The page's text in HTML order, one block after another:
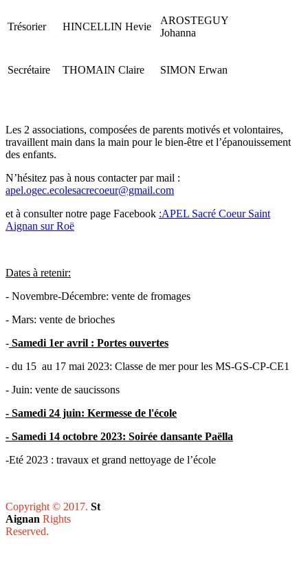
Trésorier HINCELLIN Hevie
AROSTEGUY
Johanna
Secrétaire THOMAIN Claire SIMON Erwan
Les 2 associations, composées de parents motivés et volontaires,
travaillent main dans la main pour le bien-être et l’épanouissement
des enfants.
N’hésitez pas à nous contacter par mail :
apel.ogec.ecolesacrecoeur@gmail.com
et à consulter notre page Facebook :APEL Sacré Coeur Saint
Aignan sur Roë
Dates à retenir:
- Novembre-Décembre: vente de fromages
- Mars: vente de brioches
- Samedi 1er avril : Portes ouvertes
- du 15 au 17 mai 2023: Classe de mer pour les MS-GS-CP-CE1
- Juin: vente de saucissons
- Samedi 24 juin: Kermesse de l'école
- Samedi 14 octobre 2023: Soirée dansante Paëlla
-Eté 2023 : travaux et grand nettoyage de l’école
Copyright © 2017. St
Aignan Rights
Reserved.